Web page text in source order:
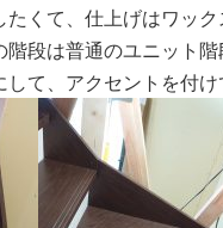
たくて、仕上げはワッ
階段は普通のユニット
て、アクセントを付け